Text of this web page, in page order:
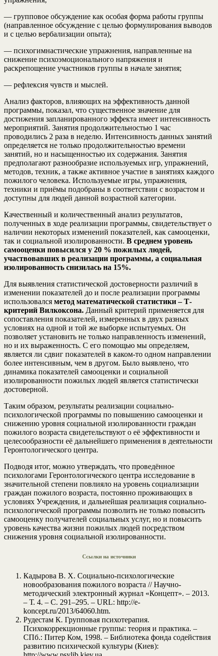
— групповое обсуждение как особая форма работы группы
(направленное обсуждение с целью формулирования выводов
и с целью вербализации опыта);
— психогимнастические упражнения, направленные на
снижение психоэмоционального напряжения и
раскрепощение участников группы в начале занятия;
— рефлексия чувств и мыслей.
Анализ факторов, влияющих на эффективность данной
программы, показал, что существенное значение для
достижения запланированного эффекта имеет интенсивность
мероприятий. Занятия продолжительностью 1 час
проводились 2 раза в неделю. Интенсивность данных занятий
определяется не только продолжительностью времени
занятий, но и насыщенностью их содержания. Занятия
предполагают разнообразие используемых игр, упражнений,
методов, техник, а также активное участие в занятиях каждого
пожилого человека. Используемые игры, упражнения,
техники и приёмы подобраны в соответствии с возрастом и
доступны для людей данной возрастной категории.
Качественный и количественный анализ результатов,
полученных в ходе реализации программы, свидетельствует о
наличии некоторых изменений показателей, как самооценки,
так и социальной изолированности. В среднем уровень
самооценки повысился у 20 % пожилых людей,
участвовавших в реализации программы, а социальная
изолированность снизилась на 15%.
Для выявления статистической достоверности различий в
изменении показателей до и после реализации программы
использовался метод математической статистики – Т-
критерий Вилкоксона. Данный критерий применяется для
сопоставления показателей, измеренных в двух разных
условиях на одной и той же выборке испытуемых. Он
позволяет установить не только направленность изменений,
но и их выраженность. С его помощью мы определяем,
является ли сдвиг показателей в каком-то одном направлении
более интенсивным, чем в другом. Было выявлено, что
динамика показателей самооценки и социальной
изолированности пожилых людей является статистически
достоверной.
Таким образом, результаты реализации социально-
психологической программы по повышению самооценки и
снижению уровня социальной изолированности граждан
пожилого возраста свидетельствуют о её эффективности и
целесообразности её дальнейшего применения в деятельности
Геронтологического центра.
Подводя итог, можно утверждать, что проведённое
психологами Геронтологического центра исследование в
значительной степени повлияло на уровень социализации
граждан пожилого возраста, постоянно проживающих в
условиях Учреждения, и дальнейшая реализация социально-
психологической программы позволить не только повысить
самооценку получателей социальных услуг, но и повысить
уровень качества жизни пожилых людей посредством
снижения уровня социальной изолированности.
Ссылки на источники
Кадырова В. Х. Социально-психологические
новообразования пожилого возраста // Научно-
методический электронный журнал «Концепт». – 2013.
– Т. 4. – С. 291–295. – URL: http://e-
koncept.ru/2013/64060.htm.
Рудестам К. Групповая психотерапия.
Психокоррекционные группы: теория и практика. –
СПб.: Питер Ком, 1998. – Библиотека фонда содействия
развитию психической культуры (Киев):